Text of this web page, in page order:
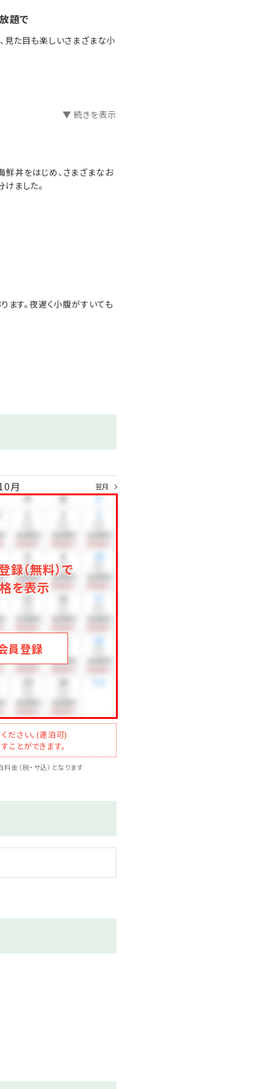
さい。
題で
見た目も楽しいさまざまな小
▼ 続きを表示
丼をはじめ、さまざまなお
ました。
ます。夜遅く小腹がすいても
月 翌月
録（無料）で
を表示
員登録
ださい。(連泊可)
ことができます。
金（税・サ込）となります